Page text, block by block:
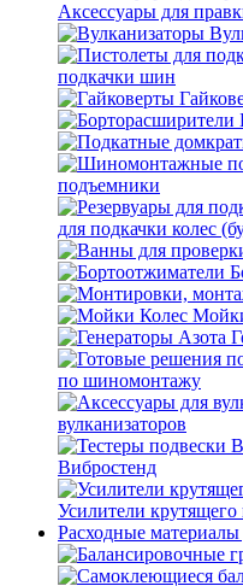
Аксессуары для
подкачки шин
подъемники
для подкачки колес
по шиномонтажу
вулканизаторов
Вибростенд
Усилители
Расходные